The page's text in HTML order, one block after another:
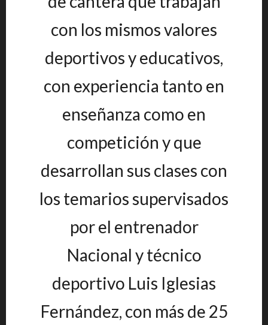
con los mismos valores
deportivos y educativos,
con experiencia tanto en
enseñanza como en
competición y que
desarrollan sus clases con
los temarios supervisados
por el entrenador
Nacional y técnico
deportivo Luis Iglesias
Fernández, con más de 25